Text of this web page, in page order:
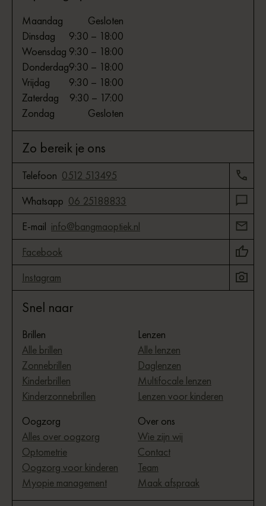
Maandag
Gesloten
Dinsdag
9:30 – 18:00
Woensdag 9:30 – 18:00
Donderdag9:30 – 18:00
Vrijdag
9:30 – 18:00
Zaterdag
9:30 – 17:00
Zondag
Gesloten
Zo bereik je ons
Telefoon 0512 513495
Whatsapp 06 25188833
E-mail info@bangmaoptiek.nl
Facebook
Instagram
Snel naar
Brillen
Alle brillen
Zonnebrillen
Kinderbrillen
Kinderzonnebrillen
Lenzen
Alle lenzen
Daglenzen
Multifocale lenzen
Lenzen voor kinderen
Oogzorg
Alles over oogzorg
Optometrie
Oogzorg voor kinderen
Myopie management
Over ons
Wie zijn wij
Contact
Team
Maak afspraak